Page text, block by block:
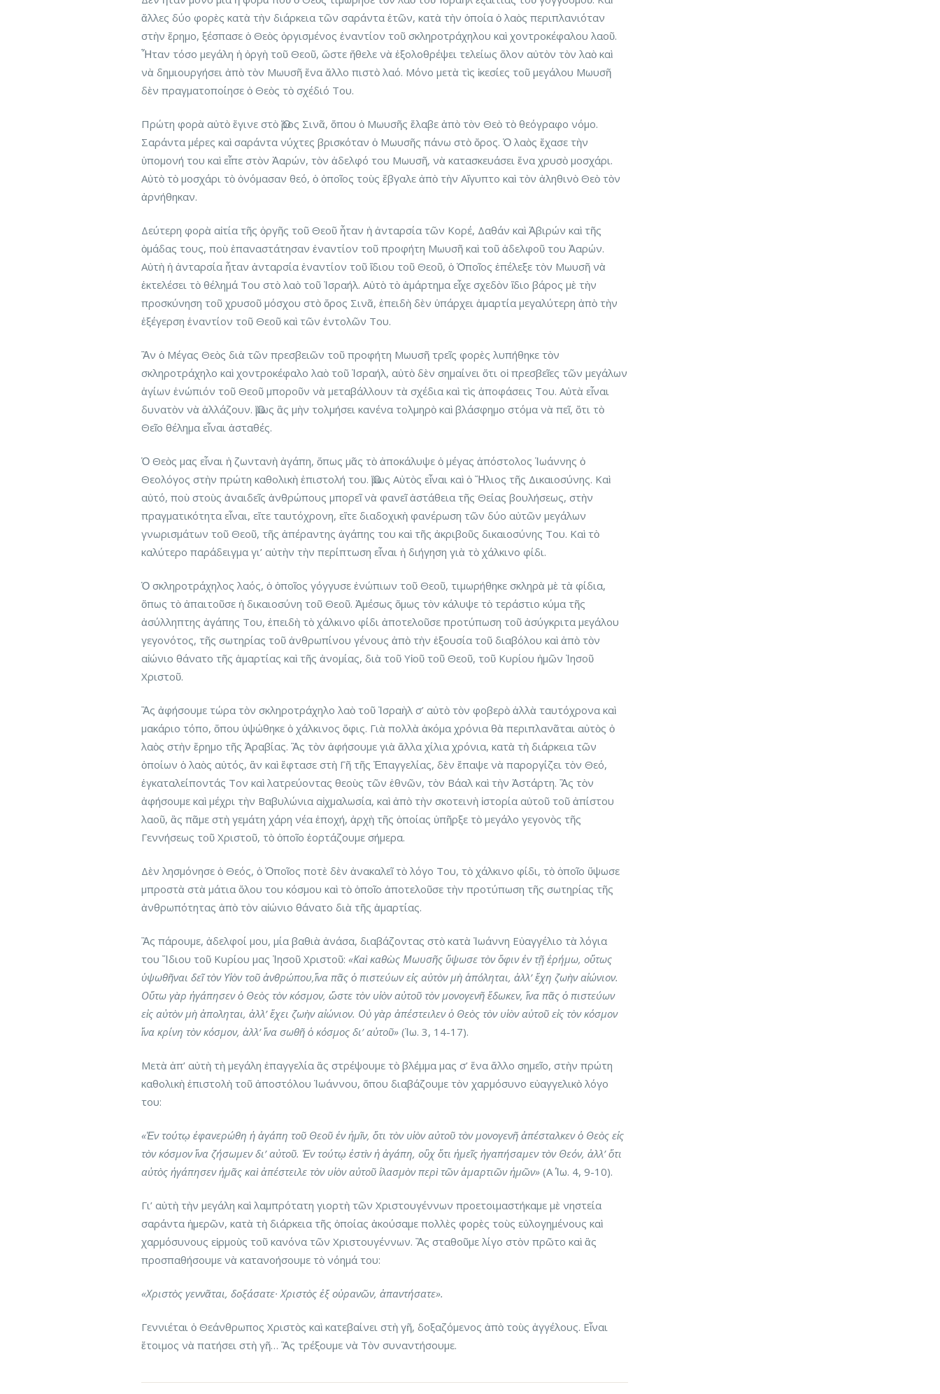
ἄλλες δύο φορὲς κατὰ τὴν διάρκεια τῶν σαράντα ἐτῶν, κατὰ τὴν ὁποία ὁ λαὸς περιπλανιόταν
στὴν ἔρημο, ξέσπασε ὁ Θεὸς ὀργισμένος ἐναντίον τοῦ σκληροτράχηλου καὶ χοντροκέφαλου λαοῦ.
Ἦταν τόσο μεγάλη ἡ ὀργὴ τοῦ Θεοῦ, ὥστε ἤθελε νὰ ἐξολοθρέψει τελείως ὅλον αὐτὸν τὸν λαὸ καὶ
νὰ δημιουργήσει ἀπὸ τὸν Μωυσῆ ἕνα ἄλλο πιστὸ λαό. Μόνο μετὰ τὶς ἱκεσίες τοῦ μεγάλου Μωυσῆ
δὲν πραγματοποίησε ὁ Θεὸς τὸ σχέδιό Του.
Πρώτη φορὰ αὐτὸ ἔγινε στὸ Ὅρος Σινᾶ, ὅπου ὁ Μωυσῆς ἔλαβε ἀπὸ τὸν Θεὸ τὸ θεόγραφο νόμο.
Σαράντα μέρες καὶ σαράντα νύχτες βρισκόταν ὁ Μωυσῆς πάνω στὸ ὄρος. Ὁ λαὸς ἔχασε τὴν
ὑπομονή του καὶ εἶπε στὸν Ἀαρών, τὸν ἀδελφό του Μωυσῆ, νὰ κατασκευάσει ἕνα χρυσὸ μοσχάρι.
Αὐτὸ τὸ μοσχάρι τὸ ὀνόμασαν θεό, ὁ ὁποῖος τοὺς ἔβγαλε ἀπὸ τὴν Αἴγυπτο καὶ τὸν ἀληθινὸ Θεὸ τὸν
ἀρνήθηκαν.
Δεύτερη φορὰ αἰτία τῆς ὀργῆς τοῦ Θεοῦ ἦταν ἡ ἀνταρσία τῶν Κορέ, Δαθάν καὶ Ἀβιρών καὶ τῆς
ὁμάδας τους, ποὺ ἐπαναστάτησαν ἐναντίον τοῦ προφήτη Μωυσῆ καὶ τοῦ ἀδελφοῦ του Ἀαρών.
Αὐτὴ ἡ ἀνταρσία ἦταν ἀνταρσία ἐναντίον τοῦ ἴδιου τοῦ Θεοῦ, ὁ Ὁποῖος ἐπέλεξε τὸν Μωυσῆ νὰ
ἐκτελέσει τὸ θέλημά Του στὸ λαὸ τοῦ Ἰσραήλ. Αὐτὸ τὸ ἁμάρτημα εἶχε σχεδὸν ἴδιο βάρος μὲ τὴν
προσκύνηση τοῦ χρυσοῦ μόσχου στὸ ὄρος Σινᾶ, ἐπειδὴ δὲν ὑπάρχει ἁμαρτία μεγαλύτερη ἀπὸ τὴν
ἐξέγερση ἐναντίον τοῦ Θεοῦ καὶ τῶν ἐντολῶν Του.
Ἂν ὁ Μέγας Θεὸς διὰ τῶν πρεσβειῶν τοῦ προφήτη Μωυσῆ τρεῖς φορὲς λυπήθηκε τὸν
σκληροτράχηλο καὶ χοντροκέφαλο λαὸ τοῦ Ἰσραήλ, αὐτὸ δὲν σημαίνει ὅτι οἱ πρεσβεῖες τῶν μεγάλων
ἁγίων ἐνώπιόν τοῦ Θεοῦ μποροῦν νὰ μεταβάλλουν τὰ σχέδια καὶ τὶς ἀποφάσεις Του. Αὐτὰ εἶναι
δυνατὸν νὰ ἀλλάζουν. Ὅμως ἂς μὴν τολμήσει κανένα τολμηρὸ καὶ βλάσφημο στόμα νὰ πεῖ, ὅτι τὸ
Θεῖο θέλημα εἶναι ἀσταθές.
Ὁ Θεὸς μας εἶναι ἡ ζωντανὴ ἀγάπη, ὅπως μᾶς τὸ ἀποκάλυψε ὁ μέγας ἀπόστολος Ἰωάννης ὁ
Θεολόγος στὴν πρώτη καθολικὴ ἐπιστολή του. Ὅμως Αὐτὸς εἶναι καὶ ὁ Ἥλιος τῆς Δικαιοσύνης. Καὶ
αὐτό, ποὺ στοὺς ἀναιδεῖς ἀνθρώπους μπορεῖ νὰ φανεῖ ἀστάθεια τῆς Θείας βουλήσεως, στὴν
πραγματικότητα εἶναι, εἴτε ταυτόχρονη, εἴτε διαδοχικὴ φανέρωση τῶν δύο αὐτῶν μεγάλων
γνωρισμάτων τοῦ Θεοῦ, τῆς ἀπέραντης ἀγάπης του καὶ τῆς ἀκριβοῦς δικαιοσύνης Του. Καὶ τὸ
καλύτερο παράδειγμα γι’ αὐτὴν τὴν περίπτωση εἶναι ἡ διήγηση γιὰ τὸ χάλκινο φίδι.
Ὁ σκληροτράχηλος λαός, ὁ ὁποῖος γόγγυσε ἐνώπιων τοῦ Θεοῦ, τιμωρήθηκε σκληρὰ μὲ τὰ φίδια,
ὅπως τὸ ἀπαιτοῦσε ἡ δικαιοσύνη τοῦ Θεοῦ. Ἀμέσως ὅμως τὸν κάλυψε τὸ τεράστιο κύμα τῆς
ἀσύλληπτης ἀγάπης Του, ἐπειδὴ τὸ χάλκινο φίδι ἀποτελοῦσε προτύπωση τοῦ ἀσύγκριτα μεγάλου
γεγονότος, τῆς σωτηρίας τοῦ ἀνθρωπίνου γένους ἀπὸ τὴν ἐξουσία τοῦ διαβόλου καὶ ἀπὸ τὸν
αἰώνιο θάνατο τῆς ἁμαρτίας καὶ τῆς ἀνομίας, διὰ τοῦ Υἱοῦ τοῦ Θεοῦ, τοῦ Κυρίου ἡμῶν Ἰησοῦ
Χριστοῦ.
Ἂς ἀφήσουμε τώρα τὸν σκληροτράχηλο λαὸ τοῦ Ἰσραὴλ σ’ αὐτὸ τὸν φοβερὸ ἀλλὰ ταυτόχρονα καὶ
μακάριο τόπο, ὅπου ὑψώθηκε ὁ χάλκινος ὄφις. Γιὰ πολλὰ ἀκόμα χρόνια θὰ περιπλανᾶται αὐτὸς ὁ
λαὸς στὴν ἔρημο τῆς Ἀραβίας. Ἂς τὸν ἀφήσουμε γιὰ ἄλλα χίλια χρόνια, κατὰ τὴ διάρκεια τῶν
ὁποίων ὁ λαὸς αὐτός, ἂν καὶ ἔφτασε στὴ Γῆ τῆς Ἐπαγγελίας, δὲν ἔπαψε νὰ παροργίζει τὸν Θεό,
ἐγκαταλείποντάς Τον καὶ λατρεύοντας θεοὺς τῶν ἐθνῶν, τὸν Βάαλ καὶ τὴν Ἀστάρτη. Ἂς τὸν
ἀφήσουμε καὶ μέχρι τὴν Βαβυλώνια αἰχμαλωσία, καὶ ἀπὸ τὴν σκοτεινὴ ἱστορία αὐτοῦ τοῦ ἀπίστου
λαοῦ, ἂς πᾶμε στὴ γεμάτη χάρη νέα ἐποχή, ἀρχὴ τῆς ὁποίας ὑπῆρξε τὸ μεγάλο γεγονὸς τῆς
Γεννήσεως τοῦ Χριστοῦ, τὸ ὁποῖο ἑορτάζουμε σήμερα.
Δὲν λησμόνησε ὁ Θεός, ὁ Ὁποῖος ποτὲ δὲν ἀνακαλεῖ τὸ λόγο Του, τὸ χάλκινο φίδι, τὸ ὁποῖο ὕψωσε
μπροστὰ στὰ μάτια ὅλου του κόσμου καὶ τὸ ὁποῖο ἀποτελοῦσε τὴν προτύπωση τῆς σωτηρίας τῆς
ἀνθρωπότητας ἀπὸ τὸν αἰώνιο θάνατο διὰ τῆς ἁμαρτίας.
Ἂς πάρουμε, ἀδελφοί μου, μία βαθιὰ ἀνάσα, διαβάζοντας στὸ κατὰ Ἰωάννη Εὐαγγέλιο τὰ λόγια
του Ἴδιου τοῦ Κυρίου μας Ἰησοῦ Χριστοῦ: «Καὶ καθὼς Μωυσῆς ὕψωσε τὸν ὄφιν ἐν τῇ ἐρήμω, οὕτως
ὑψωθῆναι δεῖ τὸν Υἱὸν τοῦ ἀνθρώπου,ἵνα πᾶς ὁ πιστεύων εἰς αὐτὸν μὴ ἀπόληται, ἀλλ’ ἔχη ζωὴν αἰώνιον.
Οὕτω γὰρ ἠγάπησεν ὁ Θεὸς τὸν κόσμον, ὥστε τὸν υἱὸν αὐτοῦ τὸν μονογενῆ ἔδωκεν, ἵνα πᾶς ὁ πιστεύων
εἰς αὐτὸν μὴ ἀποληται, ἀλλ’ ἔχει ζωὴν αἰώνιον. Οὐ γὰρ ἀπέστειλεν ὁ Θεὸς τὸν υἱὸν αὐτοῦ εἰς τὸν κόσμον
ἵνα κρίνη τὸν κόσμον, ἀλλ’ ἵνα σωθῆ ὁ κόσμος δι’ αὐτοῦ» (Ἰω. 3, 14-17).
Μετὰ ἀπ’ αὐτὴ τὴ μεγάλη ἐπαγγελία ἂς στρέψουμε τὸ βλέμμα μας σ’ ἕνα ἄλλο σημεῖο, στὴν πρώτη
καθολικὴ ἐπιστολὴ τοῦ ἀποστόλου Ἰωάννου, ὅπου διαβάζουμε τὸν χαρμόσυνο εὐαγγελικὸ λόγο
του:
«Ἐν τούτῳ ἐφανερώθη ἡ ἀγάπη τοῦ Θεοῦ ἐν ἡμῖν, ὅτι τὸν υἱὸν αὐτοῦ τὸν μονογενῆ ἀπέσταλκεν ὁ Θεὸς εἰς
τὸν κόσμον ἵνα ζήσωμεν δι’ αὐτοῦ. Ἐν τούτῳ ἐστὶν ἡ ἀγάπη, οὒχ ὅτι ἡμεῖς ἠγαπήσαμεν τὸν Θεόν, ἀλλ’ ὅτι
αὐτὸς ἠγάπησεν ἡμᾶς καὶ ἀπέστειλε τὸν υἱὸν αὐτοῦ ἱλασμὸν περὶ τῶν ἁμαρτιῶν ἡμῶν» (Α΄ Ἰω. 4, 9-10).
Γι’ αὐτὴ τὴν μεγάλη καὶ λαμπρότατη γιορτὴ τῶν Χριστουγέννων προετοιμαστήκαμε μὲ νηστεία
σαράντα ἡμερῶν, κατὰ τὴ διάρκεια τῆς ὁποίας ἀκούσαμε πολλὲς φορὲς τοὺς εὐλογημένους καὶ
χαρμόσυνους εἱρμοὺς τοῦ κανόνα τῶν Χριστουγέννων. Ἂς σταθοῦμε λίγο στὸν πρῶτο καὶ ἂς
προσπαθήσουμε νὰ κατανοήσουμε τὸ νόημά του:
«Χριστὸς γεννᾶται, δοξάσατε· Χριστὸς ἐξ οὐρανῶν, ἀπαντήσατε».
Γεννιέται ὁ Θεάνθρωπος Χριστὸς καὶ κατεβαίνει στὴ γῆ, δοξαζόμενος ἀπὸ τοὺς ἀγγέλους. Εἶναι
ἕτοιμος νὰ πατήσει στὴ γῆ… Ἂς τρέξουμε νὰ Τὸν συναντήσουμε.